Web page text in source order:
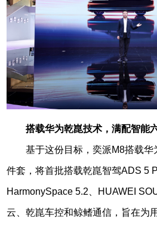
搭载华为乾崑技术，满配智能
基于这份目标，奕派M8搭载
件套，将首批搭载乾崑智驾ADS 5
HarmonySpace 5.2、HUAWEI
云、乾崑车控和鲸鳍通信，旨在为